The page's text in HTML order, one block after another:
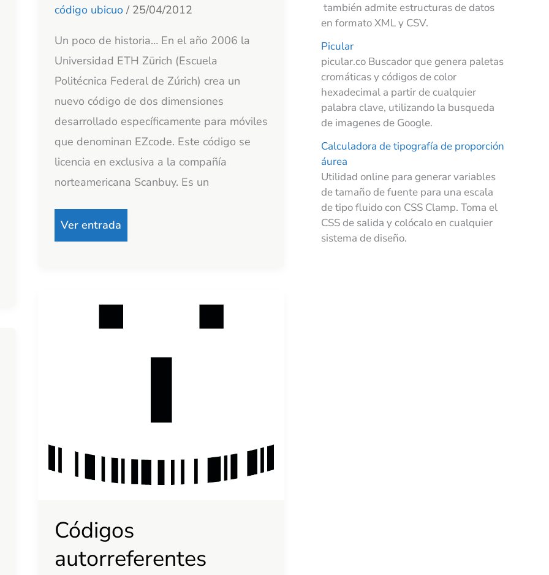
código ubicuo / 25/04/2012
Un poco de historia… En el año 2006 la
Universidad ETH Zürich (Escuela
Politécnica Federal de Zúrich) crea un
nuevo código de dos dimensiones
desarrollado específicamente para móviles
que denominan EZcode. Este código se
licencia en exclusiva a la compañía
norteamericana Scanbuy. Es un
Ver entrada
Códigos
autorreferentes
también admite estructuras de datos
en formato XML y CSV.
Picular
picular.co Buscador que genera paletas
cromáticas y códigos de color
hexadecimal a partir de cualquier
palabra clave, utilizando la busqueda
de imagenes de Google.
Calculadora de tipografía de proporción
áurea
Utilidad online para generar variables
de tamaño de fuente para una escala
de tipo fluido con CSS Clamp. Toma el
CSS de salida y colócalo en cualquier
sistema de diseño.